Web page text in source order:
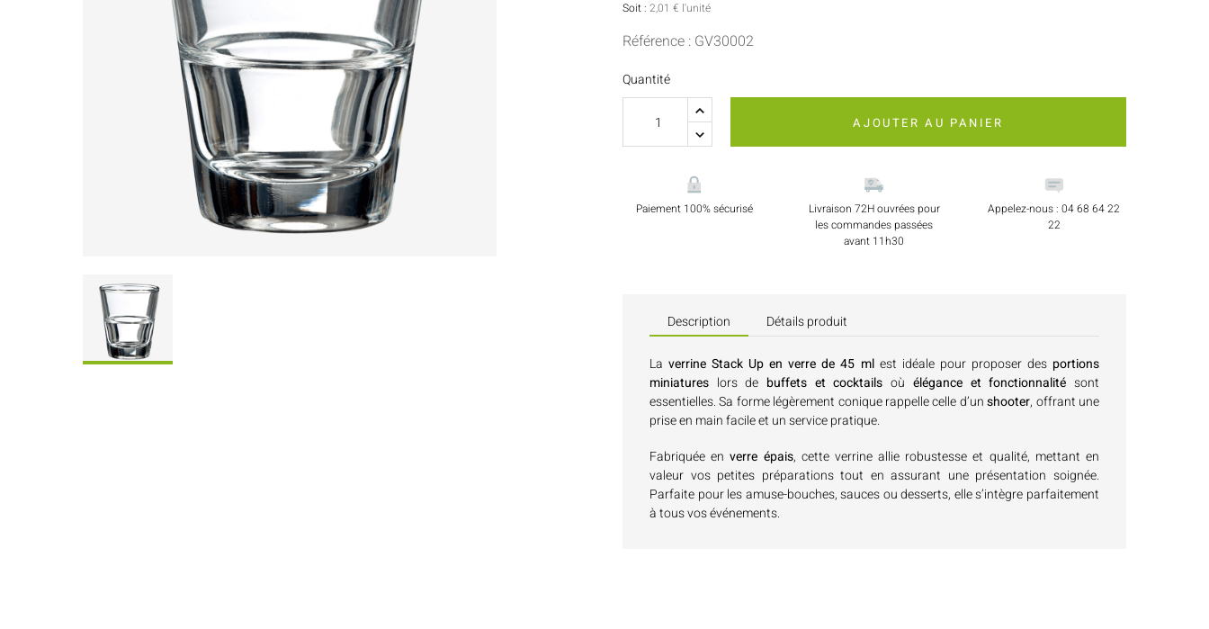
Sauces Et Condiments
Nappes Et Serviettes
Flacons Et Bouteilles
Soit : 2,01 € l'unité
Référence : GV30002
Quantité
AJOUTER AU PANIER
Paiement 100% sécurisé
Livraison 72H ouvrées pour
les commandes passées
avant 11h30
Appelez-nous : 04 68 64 22
22
Description Détails produit
Laverrine Stack Up en verre de 45 mlest idéale pour proposer des portions
miniatureslors de buffets et cocktails où élégance et fonctionnalité sont
essentielles. Sa forme légèrement conique rappelle celle d’unshooter, offrant une
prise en main facile et un service pratique.
Fabriquée enverre épais, cette verrine allie robustesse et qualité, mettant en
valeur vos petites préparations tout en assurant une présentation soignée.
Parfaite pour les amuse-bouches, sauces ou desserts, elle s’intègre parfaitement
à tous vos événements.